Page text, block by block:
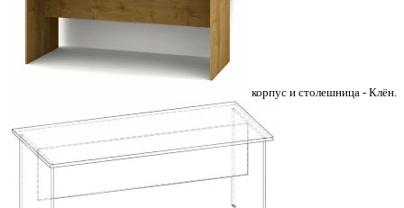
корпус и столешница - Клён.